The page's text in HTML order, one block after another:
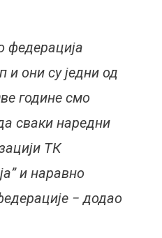
федерација
и они су једни од
године смо
сваки наредни
ТК
и наравно
− додао